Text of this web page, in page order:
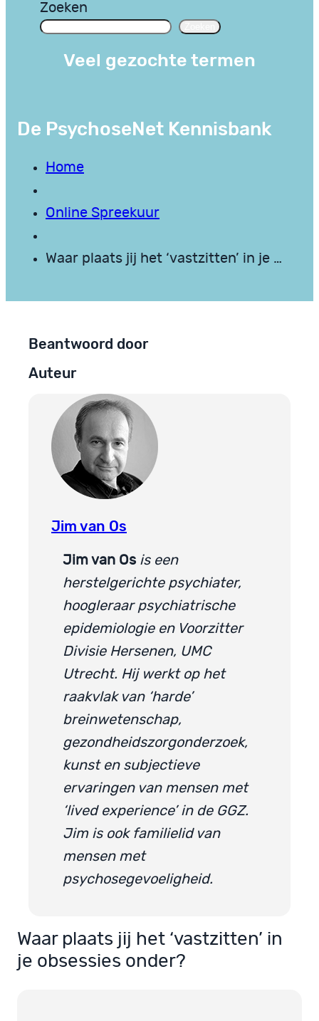
Zoeken
Veel gezochte termen
De PsychoseNet Kennisbank
Home
Online Spreekuur
Waar plaats jij het ‘vastzitten’ in je …
Beantwoord door
Auteur
Jim van Os
Jim van Os is een
herstelgerichte psychiater,
hoogleraar psychiatrische
epidemiologie en Voorzitter
Divisie Hersenen, UMC
Utrecht. Hij werkt op het
raakvlak van ‘harde’
breinwetenschap,
gezondheidszorgonderzoek,
kunst en subjectieve
ervaringen van mensen met
‘lived experience’ in de GGZ.
Jim is ook familielid van
mensen met
psychosegevoeligheid.
Waar plaats jij het ‘vastzitten’ in
je obsessies onder?